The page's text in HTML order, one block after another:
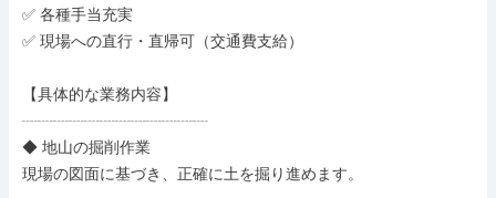
✅ 各種手当充実
✅ 現場への直行・直帰可（交通費支給）
【具体的な業務内容】
┈┈┈┈┈┈┈┈┈┈┈┈
◆ 地山の掘削作業
現場の図面に基づき、正確に土を掘り進めます。